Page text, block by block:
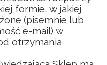
formie, w jakiej
(pisemnie lub
e-mail) w
otrzymania